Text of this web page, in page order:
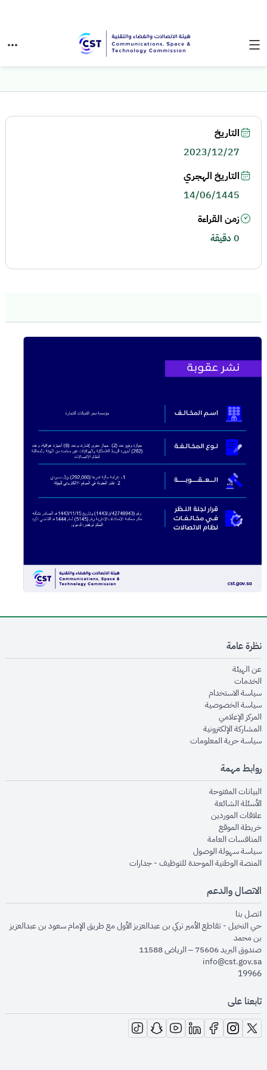
التاريخ
2023/12/27
التاريخ الهجري
14/06/1445
زمن القراءة
0 دقيقة
نظرة عامة
عن الهيئةopens in new window
الخدماتopens in new window
سياسة الاستخدام
سياسة الخصوصيةopens in new window
المركز الإعلاميopens in new window
المشاركة الإلكترونيةopens in new window
سياسة حرية المعلوماتopens in new window
روابط مهمة
البيانات المفتوحةopens in new window
الأسئلة الشائعةopens in new window
علاقات الموردينopens in new window
خريطة الموقعopens in new window
المنافسات العامةopens in new window
سياسة سهولة الوصولopens in new window
المنصة الوطنية الموحدة للتوظيف - جداراتopens in new window
الاتصال والدعم
اتصل بنا
حي النخيل - تقاطع الأمير تركي بن عبدالعزيز الأول مع طريق الإمام سعود بن عبدالعزيز
بن محمد
صندوق البريد 75606 – الرياض 11588
info@cst.gov.sa
19966
تابعنا على
opens in new window
opens in new window
opens in new window
opens in new window
opens in new window
opens in new window
opens in new window